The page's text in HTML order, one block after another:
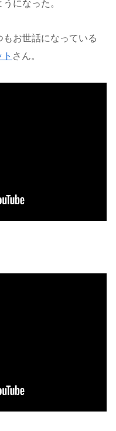
になった。
お世話になっている
さん。